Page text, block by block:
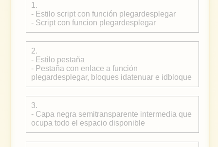
1.
- Estilo script con función plegardesplegar
- Script con funcion plegardesplegar
2.
- Estilo pestaña
- Pestaña con enlace a función
plegardesplegar, bloques idatenuar e idbloque
3.
- Capa negra semitransparente intermedia que
ocupa todo el espacio disponible